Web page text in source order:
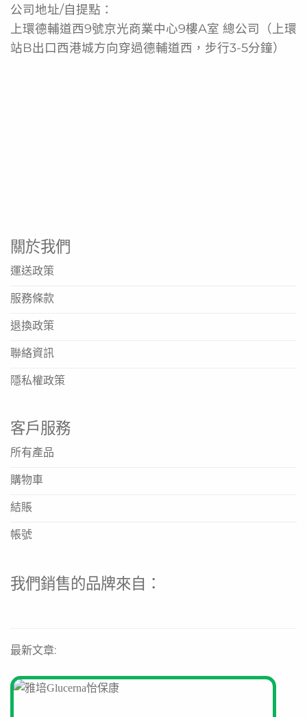
公司地址/自提點：
上環德輔道西9號京光商業中心9樓A室 總公司（上環
站B出口西港城方向穿過德輔道西，步行3-5分鐘）
關於我們
運送政策
服務條款
退換政策
聯絡資訊
隱私權政策
客戶服務
所有產品
購物車
結賬
帳號
我們銷售的品牌來自：
最新文章: